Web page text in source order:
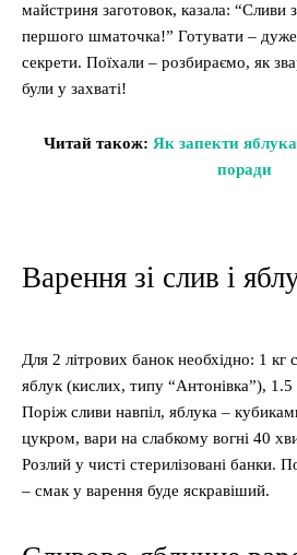
майстриня заготовок, казала: “Сливи
першого шматочка!” Готувати –
секрети. Поїхали – розбираємо, як
були у захваті!
Читай також: Як запекти
поради
Варення зі слив і
Для 2 літрових банок необхідно: 1 кг
яблук (кислих, типу “Антонівка”),
Поріж сливи навпіл, яблука –
цукром, вари на слабкому вогні 40
Розлий у чисті стерилізовані банки.
– смак у варення буде яскравіший.